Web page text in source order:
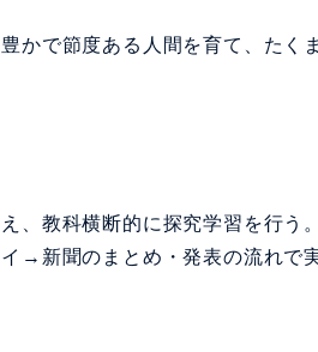
かで節度ある人間を育て、たく
、教科横断的に探究学習を行う
→新聞のまとめ・発表の流れで